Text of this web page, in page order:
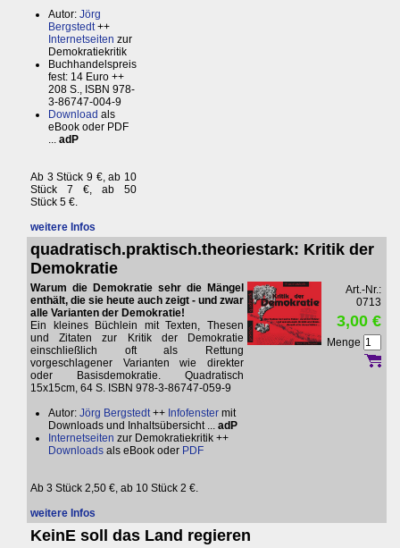
Autor: Jörg
Bergstedt++
Internetseiten zur
Demokratiekritik
Buchhandelspreis
fest: 14 Euro ++
208 S., ISBN 978-
3-86747-004-9
Download als
eBook oder PDF
... adP
Ab 3 Stück 9 €, ab 10
Stück 7 €, ab 50
Stück 5 €.
weitere Infos
quadratisch.praktisch.theoriestark: Kritik der
Demokratie
Warum die Demokratie sehr die Mängel
enthält, die sie heute auch zeigt - und zwar
alle Varianten der Demokratie!
Ein kleines Büchlein mit Texten, Thesen
und Zitaten zur Kritik der Demokratie
einschließlich oft als Rettung
vorgeschlagener Varianten wie direkter
oder Basisdemokratie. Quadratisch
15x15cm, 64 S. ISBN 978-3-86747-059-9
Autor: Jörg Bergstedt++ Infofenster mit
Downloads und Inhaltsübersicht ... adP
Internetseiten zur Demokratiekritik ++
Downloads als eBook oder PDF
Ab 3 Stück 2,50 €, ab 10 Stück 2 €.
weitere Infos
Art.-Nr.:
0713
3,00 €
Menge
KeinE soll das Land regieren